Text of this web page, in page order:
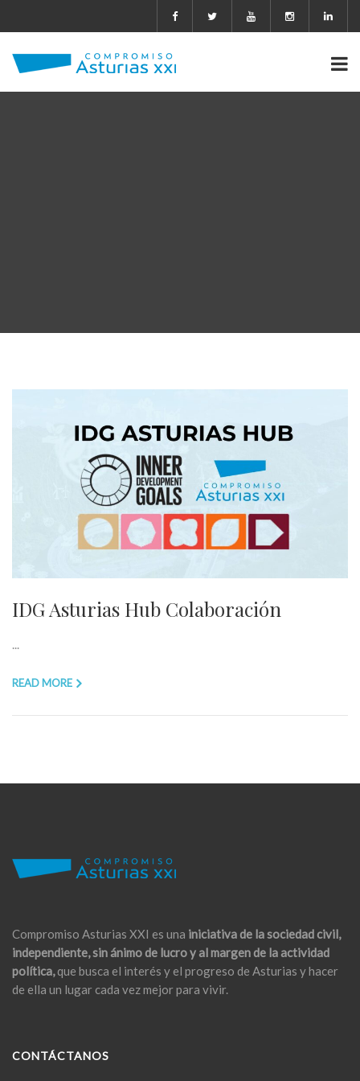
IDG Asturias Hub Colaboración
...
READ MORE
Compromiso Asturias XXI es una iniciativa de la sociedad civil,
independiente, sin ánimo de lucro y al margen de la actividad
política,que busca el interés y el progreso de Asturias y hacer
de ella un lugar cada vez mejor para vivir.
CONTÁCTANOS